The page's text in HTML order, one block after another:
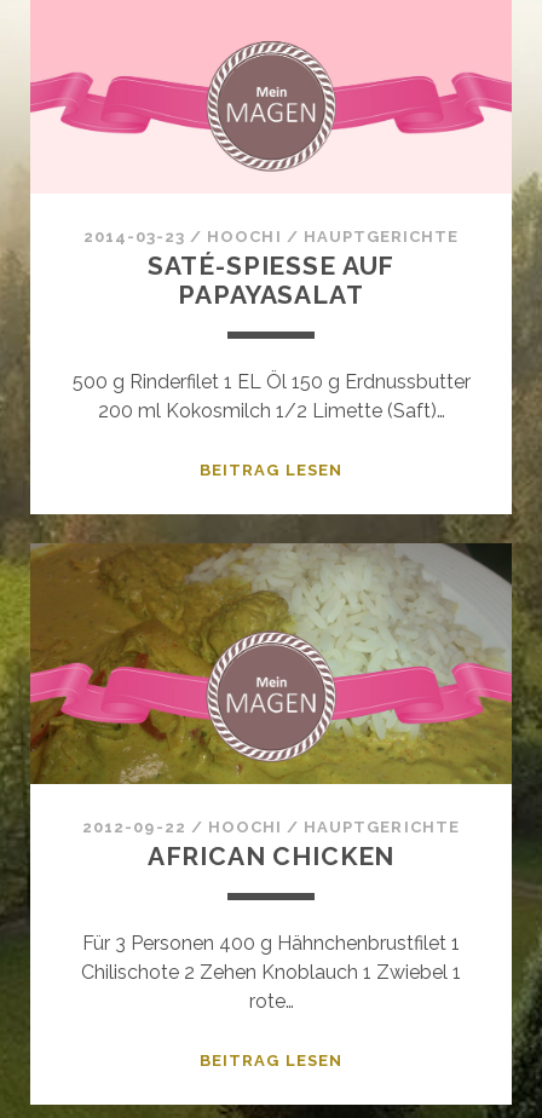
2014-03-23 / HOOCHI / HAUPTGERICHTE
SATÉ-SPIESSE AUF P
APAYASALAT
500 g Rinderfilet 1 EL Öl 150 g Erdnussbutter
200 ml Kokosmilch 1/2 Limette (Saft)…
BEITRAG LESEN
APAYASALAT
2012-09-22 / HOOCHI / HAUPTGERICHTE
AFRICAN CHICKEN
Für 3 Personen 400 g Hähnchenbrustfilet 1
Chilischote 2 Zehen Knoblauch 1 Zwiebel 1
rote…
BEITRAG LESEN